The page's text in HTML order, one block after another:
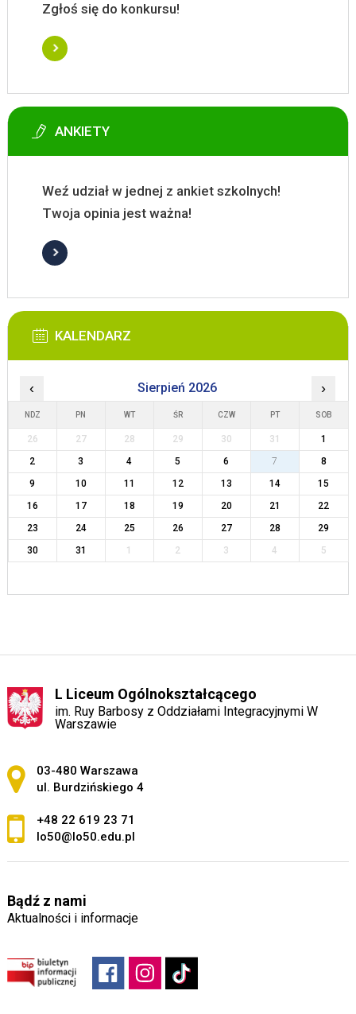
Zgłoś się do konkursu!
ANKIETY
Weź udział w jednej z ankiet szkolnych!
Twoja opinia jest ważna!
KALENDARZ
‹ Sierpień 2026 ›
NDZ PN WT ŚR CZW PT SOB
26 27 28 29 30 31
1
2
3 4 5 6 7
8
9
10 11 12 13 14
15
16
17 18 19 20 21
22
23
24 25 26 27 28
29
30
31 1 2 3 4 5
L Liceum Ogólnokształcącego
im. Ruy Barbosy z Oddziałami Integracyjnymi W
Warszawie
Adres pocztowy:
03-480 Warszawa
ul. Burdzińskiego 4
+48 22 619 23 71
lo50@lo50.edu.pl
Bądź z nami
Aktualności i informacje